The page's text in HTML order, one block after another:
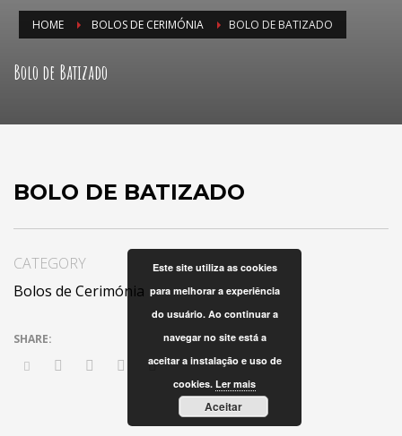
HOME BOLOS DE CERIMÓNIA BOLO DE BATIZADO
Bolo de Batizado
BOLO DE BATIZADO
CATEGORY
Bolos de Cerimónia
Este site utiliza as cookies
para melhorar a experiência
do usuário. Ao continuar a
navegar no site está a
aceitar a instalação e uso de
cookies. Ler mais
Aceitar